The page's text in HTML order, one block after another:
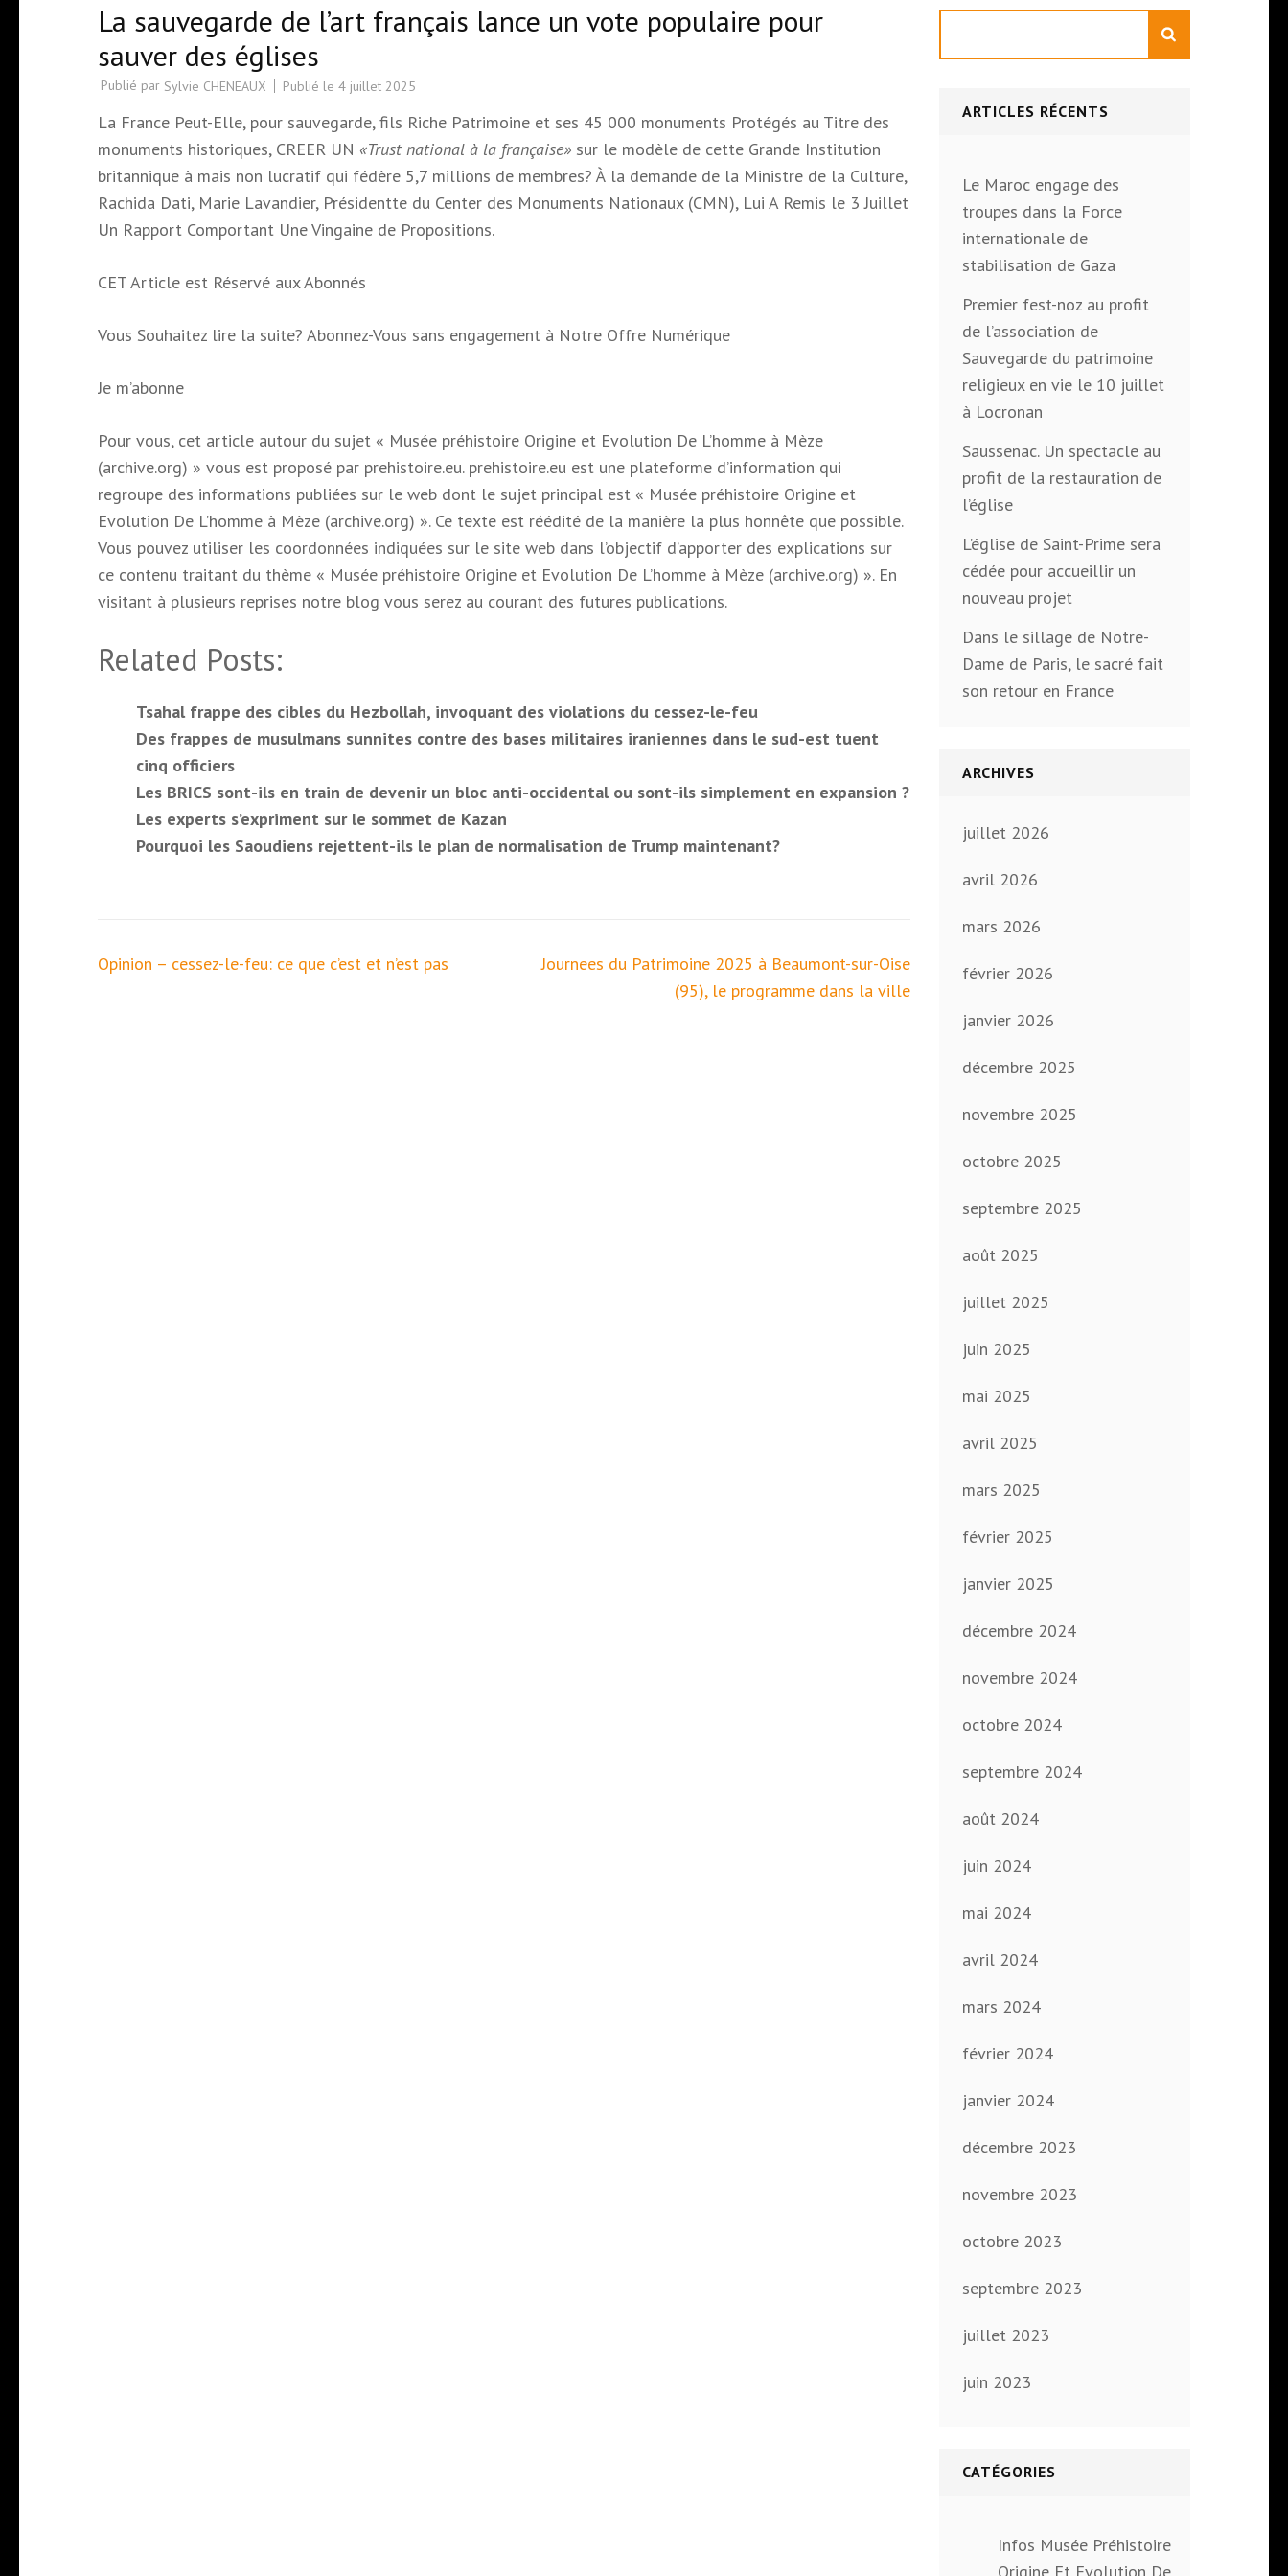
La sauvegarde de l’art français lance un vote populaire pour
sauver des églises
Publié par Sylvie CHENEAUX Publié le 4 juillet 2025
La France Peut-Elle, pour sauvegarde, fils Riche Patrimoine et ses 45 000 monuments Protégés au Titre des
monuments historiques, CREER UN «Trust national à la française» sur le modèle de cette Grande Institution
britannique à mais non lucratif qui fédère 5,7 millions de membres? À la demande de la Ministre de la Culture,
Rachida Dati, Marie Lavandier, Présidentte du Center des Monuments Nationaux (CMN), Lui A Remis le 3 Juillet
Un Rapport Comportant Une Vingaine de Propositions.
CET Article est Réservé aux Abonnés
Vous Souhaitez lire la suite? Abonnez-Vous sans engagement à Notre Offre Numérique
Je m’abonne
Pour vous, cet article autour du sujet « Musée préhistoire Origine et Evolution De L’homme à Mèze
(archive.org) » vous est proposé par prehistoire.eu. prehistoire.eu est une plateforme d’information qui
regroupe des informations publiées sur le web dont le sujet principal est « Musée préhistoire Origine et
Evolution De L’homme à Mèze (archive.org) ». Ce texte est réédité de la manière la plus honnête que possible.
Vous pouvez utiliser les coordonnées indiquées sur le site web dans l’objectif d’apporter des explications sur
ce contenu traitant du thème « Musée préhistoire Origine et Evolution De L’homme à Mèze (archive.org) ». En
visitant à plusieurs reprises notre blog vous serez au courant des futures publications.
Related Posts:
Tsahal frappe des cibles du Hezbollah, invoquant des violations du cessez-le-feu
Des frappes de musulmans sunnites contre des bases militaires iraniennes dans le sud-est tuent
cinq officiers
Les BRICS sont-ils en train de devenir un bloc anti-occidental ou sont-ils simplement en expansion ?
Les experts s’expriment sur le sommet de Kazan
Pourquoi les Saoudiens rejettent-ils le plan de normalisation de Trump maintenant?
Navigation
Opinion – cessez-le-feu: ce que c’est et n’est pas
Journees du Patrimoine 2025 à Beaumont-sur-Oise
(95), le programme dans la ville
ARTICLES RÉCENTS
Le Maroc engage des
troupes dans la Force
internationale de
stabilisation de Gaza
Premier fest-noz au profit
de l’association de
Sauvegarde du patrimoine
religieux en vie le 10 juillet
à Locronan
Saussenac. Un spectacle au
profit de la restauration de
l’église
L’église de Saint-Prime sera
cédée pour accueillir un
nouveau projet
Dans le sillage de Notre-
Dame de Paris, le sacré fait
son retour en France
ARCHIVES
juillet 2026
avril 2026
mars 2026
février 2026
janvier 2026
décembre 2025
novembre 2025
octobre 2025
septembre 2025
août 2025
juillet 2025
juin 2025
mai 2025
avril 2025
mars 2025
février 2025
janvier 2025
décembre 2024
novembre 2024
octobre 2024
septembre 2024
août 2024
juin 2024
mai 2024
avril 2024
mars 2024
février 2024
janvier 2024
décembre 2023
novembre 2023
octobre 2023
septembre 2023
juillet 2023
juin 2023
CATÉGORIES
Infos Musée Préhistoire